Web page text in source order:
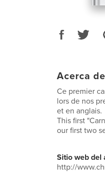
Acerca
Ce premier
lors de nos
et en anglais.
This first
our first two
Sitio web del
http://